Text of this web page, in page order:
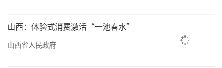
山西：体验式消费激活“一池春水”
山西省人民政府